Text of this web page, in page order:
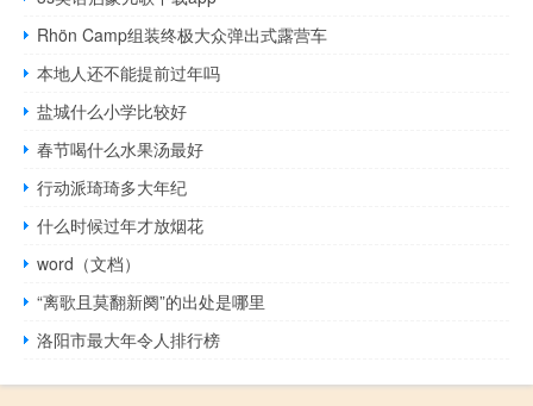
Rhön Camp组装终极大众弹出式露营车
本地人还不能提前过年吗
盐城什么小学比较好
春节喝什么水果汤最好
行动派琦琦多大年纪
什么时候过年才放烟花
word（文档）
“离歌且莫翻新阕”的出处是哪里
洛阳市最大年令人排行榜